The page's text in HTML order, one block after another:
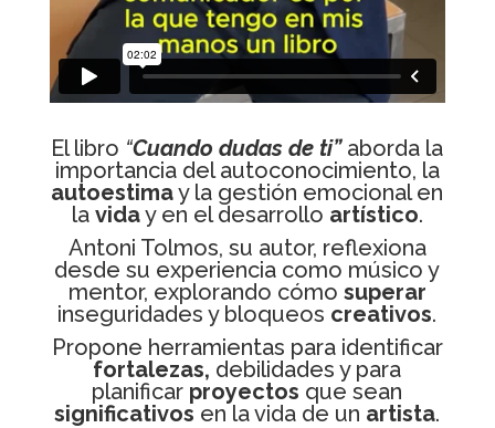
El libro “Cuando dudas de ti”aborda la
importancia del autoconocimiento, la
autoestimay la gestión emocional en
la viday en el desarrollo artístico.
Antoni Tolmos, su autor, reflexiona
desde su experiencia como músico y
mentor, explorando cómo superar
inseguridades y bloqueos creativos.
Propone herramientas para identificar
fortalezas, debilidades y para
planificar proyectos que sean
significativos en la vida de un artista.